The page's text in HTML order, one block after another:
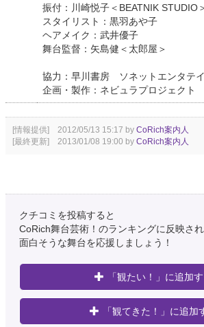
振付：川崎悦子＜BEATNIK STUDIO
スタイリスト：黒羽あや子
ヘアメイク：武井優子
舞台監督：矢島健＜太郎屋＞
協力：早川書房 ソネットエンタテ
企画・製作：ネビュラプロジェクト
[情報提供] 2012/05/13 15:17 by CoRich案内人
[最終更新] 2013/01/08 19:00 by CoRich案内人
クチコミを投稿すると
CoRich舞台芸術！のランキングに反映され
面白そうな舞台を応援しましょう！
「観たい！」に追加
「観てきた！」に追加